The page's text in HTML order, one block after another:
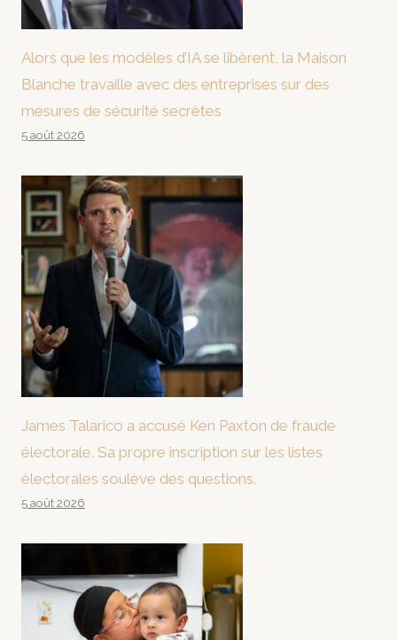
Alors que les modèles d’IA se libèrent, la Maison
Blanche travaille avec des entreprises sur des
mesures de sécurité secrètes
5 août 2026
James Talarico a accusé Ken Paxton de fraude
électorale. Sa propre inscription sur les listes
électorales soulève des questions.
5 août 2026